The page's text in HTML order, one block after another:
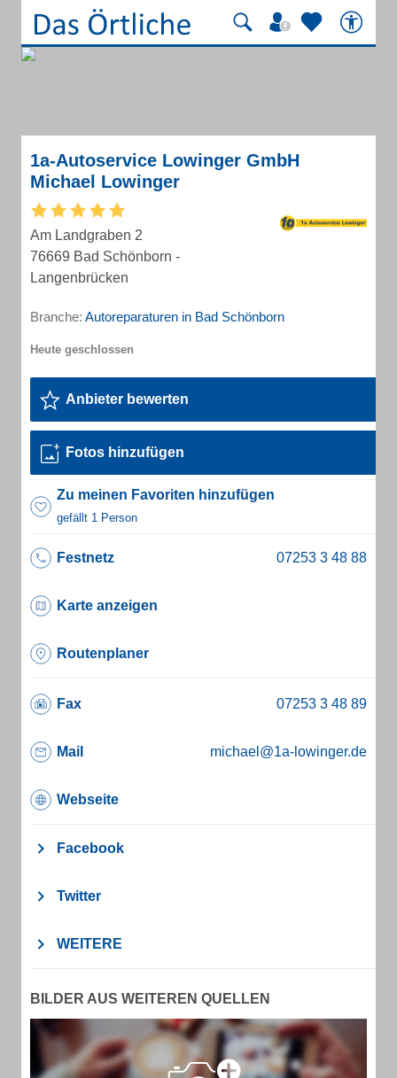
1a-Autoservice Lowinger GmbH
Michael Lowinger
Am Landgraben 2
76669 Bad Schönborn -
Langenbrücken
Branche: Autoreparaturen in Bad Schönborn
Anbieter bewerten
Fotos hinzufügen
Zu meinen Favoriten hinzufügen
gefällt 1 Person
Festnetz
Karte anzeigen
Routenplaner
Fax
Mail michael@1a-lowinger.de
Webseite
Facebook
Twitter
WEITERE
BILDER AUS WEITEREN QUELLEN